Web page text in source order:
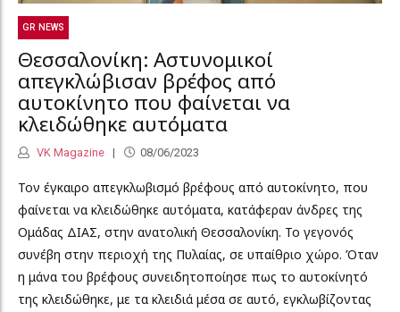
GR NEWS
Θεσσαλονίκη: Αστυνομικοί
απεγκλώβισαν βρέφος από
αυτοκίνητο που φαίνεται να
κλειδώθηκε αυτόματα
VK Magazine 08/06/2023
Τον έγκαιρο απεγκλωβισμό βρέφους από αυτοκίνητο, που
φαίνεται να κλειδώθηκε αυτόματα, κατάφεραν άνδρες της
Ομάδας ΔΙΑΣ, στην ανατολική Θεσσαλονίκη. Το γεγονός
συνέβη στην περιοχή της Πυλαίας, σε υπαίθριο χώρο. Όταν
η μάνα του βρέφους συνειδητοποίησε πως το αυτοκίνητό
της κλειδώθηκε, με τα κλειδιά μέσα σε αυτό, εγκλωβίζοντας